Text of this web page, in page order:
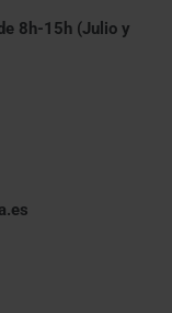
8h-15h (Julio y